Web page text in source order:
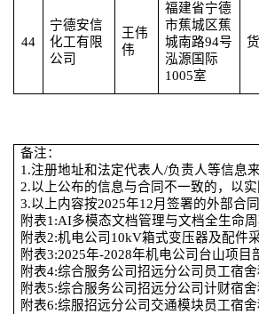
44
宁德安信
化工有限
公司
王伟
伟
福建省宁德
市蕉城区蕉
城南路94号
泓源国际
1005室
备注：
1.注册地址和法定代表人/负责人等信息
2.以上公布的信息与合同不一致的，以实
3.以上内容按2025年12月签署的外部合同
附表1:AI多模态文档管理与文档全生命
附表2:机电公司10kV箱式变压器及配件
附表3:2025年-2028年机电公司台山项目
附表4:综合服务公司招远分公司员工宿
附表5:综合服务公司招远分公司计财宿舍
附表6:综服招远分公司交通模块员工宿舍